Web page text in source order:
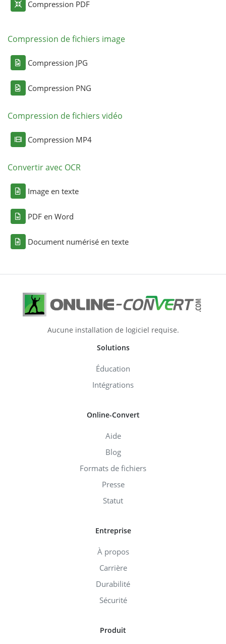
Compression PDF
Compression de fichiers image
Compression JPG
Compression PNG
Compression de fichiers vidéo
Compression MP4
Convertir avec OCR
Image en texte
PDF en Word
Document numérisé en texte
Aucune installation de logiciel requise.
Solutions
Éducation
Intégrations
Online-Convert
Aide
Blog
Formats de fichiers
Presse
Statut
Entreprise
À propos
Carrière
Durabilité
Sécurité
Produit